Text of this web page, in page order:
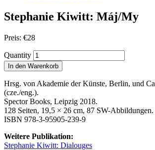
Stephanie Kiwitt: Máj/My
Preis: €28
Quantity
In den Warenkorb
Hrsg. von Akademie der Künste, Berlin, und
(cze./eng.).
Spector Books, Leipzig 2018.
128 Seiten, 19,5 × 26 cm, 87 SW-Abbildungen.
ISBN 978-3-95905-239-9
Weitere Publikation:
Stephanie Kiwitt: Dialouges